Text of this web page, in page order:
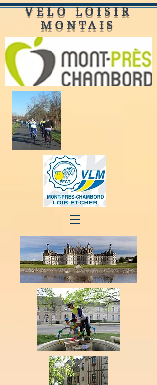
VELO LOISIR
MONTAIS